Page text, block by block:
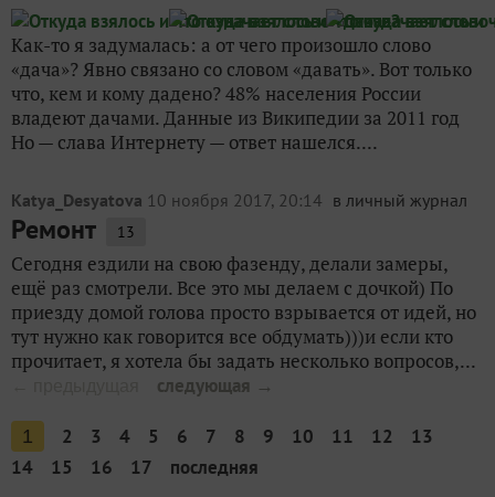
Как-то я задумалась: а от чего произошло слово
«дача»? Явно связано со словом «давать». Вот только
что, кем и кому дадено? 48% населения России
владеют дачами. Данные из Википедии за 2011 год
Но — слава Интернету — ответ нашелся....
Katya_Desyatova 10 ноября 2017, 20:14 в личный журнал
Ремонт 13
Сегодня ездили на свою фазенду, делали замеры,
ещё раз смотрели. Все это мы делаем с дочкой) По
приезду домой голова просто взрывается от идей, но
тут нужно как говорится все обдумать)))и если кто
прочитает, я хотела бы задать несколько вопросов,...
следующая →
1 2 3 4 5 6 7 8 9 10 11 12
13
14
15 16 17 последняя